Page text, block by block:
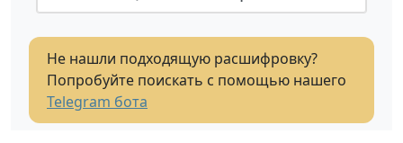
Не нашли подходящую расшифровку?
Попробуйте поискать с помощью нашего
Telegram бота